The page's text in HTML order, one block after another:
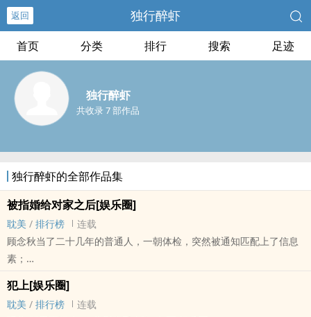
返回 独行醉虾
首页 分类 排行 搜索 足迹
独行醉虾
共收录 7 部作品
独行醉虾的全部作品集
被指婚给对家之后[娱乐圈]
耽美 / 排行榜
连载
顾念秋当了二十几年的普通人，一朝体检，突然被通知匹配上了信息
素；
被忽悠去相亲的顾影帝一进门，看见对面坐着自己的对家……
顾念秋：“抱歉，我不喜欢比我小的。”
犯上[娱乐圈]
耽美 / 排行榜
连载